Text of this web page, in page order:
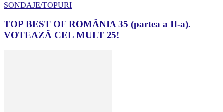
SONDAJE/TOPURI
TOP BEST OF ROMÂNIA 35 (partea a II-a).
VOTEAZĂ CEL MULT 25!